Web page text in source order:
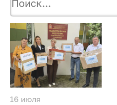
16 июля